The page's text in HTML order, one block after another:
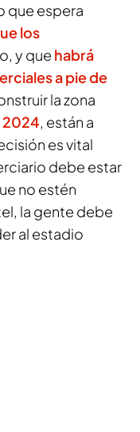
que espera
los
y que habrá
a pie de
la zona
2024, están a
es vital
debe estar
no estén
la gente debe
al estadio